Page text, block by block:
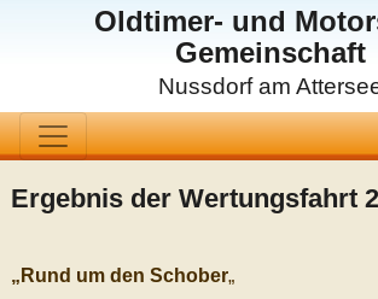
Oldtimer- und
Gemeinschaft
Nussdorf am
Ergebnis der Wertungsfahrt
„Rund um den Schober„